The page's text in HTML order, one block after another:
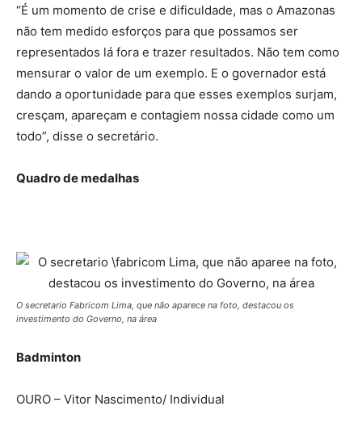
“É um momento de crise e dificuldade, mas o Amazonas
não tem medido esforços para que possamos ser
representados lá fora e trazer resultados. Não tem como
mensurar o valor de um exemplo. E o governador está
dando a oportunidade para que esses exemplos surjam,
cresçam, apareçam e contagiem nossa cidade como um
todo”, disse o secretário.
Quadro de medalhas
O secretario Fabricom Lima, que não aparece na foto, destacou os
investimento do Governo, na área
Badminton
OURO – Vitor Nascimento/ Individual